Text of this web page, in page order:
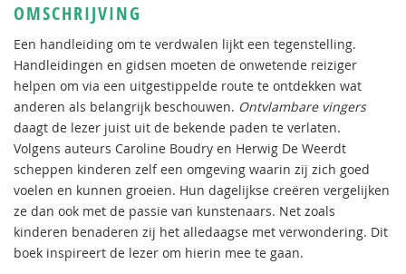
OMSCHRIJVING
Een handleiding om te verdwalen lijkt een tegenstelling.
Handleidingen en gidsen moeten de onwetende reiziger
helpen om via een uitgestippelde route te ontdekken wat
anderen als belangrijk beschouwen. Ontvlambare vingers
daagt de lezer juist uit de bekende paden te verlaten.
Volgens auteurs Caroline Boudry en Herwig De Weerdt
scheppen kinderen zelf een omgeving waarin zij zich goed
voelen en kunnen groeien. Hun dagelijkse creëren vergelijken
ze dan ook met de passie van kunstenaars. Net zoals
kinderen benaderen zij het alledaagse met verwondering. Dit
boek inspireert de lezer om hierin mee te gaan.